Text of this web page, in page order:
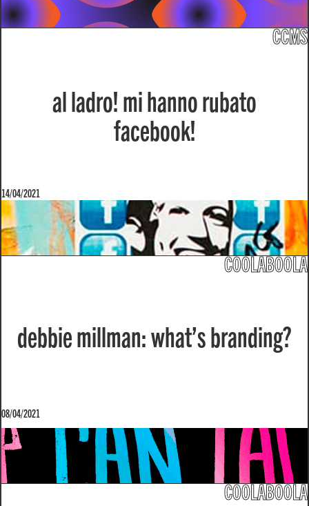
CCMS
al ladro! mi hanno rubato
facebook!
14/04/2021
COOLABOOLA
debbie millman: what’s branding?
08/04/2021
COOLABOOLA